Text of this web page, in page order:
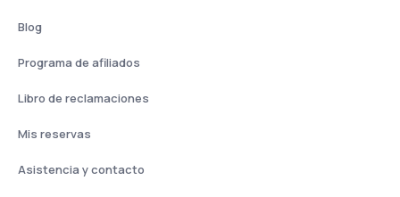
Blog
Programa de afiliados
Libro de reclamaciones
Mis reservas
Asistencia y contacto